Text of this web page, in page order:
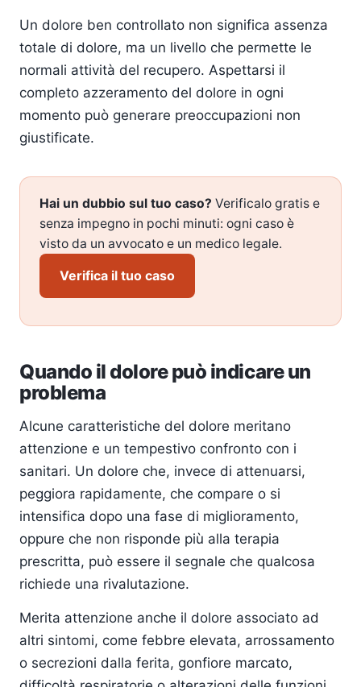
Un dolore ben controllato non significa assenza
totale di dolore, ma un livello che permette le
normali attività del recupero. Aspettarsi il
completo azzeramento del dolore in ogni
momento può generare preoccupazioni non
giustificate.
Hai un dubbio sul tuo caso? Verificalo gratis e
senza impegno in pochi minuti: ogni caso è
visto da un avvocato e un medico legale.
Verifica il tuo caso
Quando il dolore può indicare un
problema
Alcune caratteristiche del dolore meritano
attenzione e un tempestivo confronto con i
sanitari. Un dolore che, invece di attenuarsi,
peggiora rapidamente, che compare o si
intensifica dopo una fase di miglioramento,
oppure che non risponde più alla terapia
prescritta, può essere il segnale che qualcosa
richiede una rivalutazione.
Merita attenzione anche il dolore associato ad
altri sintomi, come febbre elevata, arrossamento
o secrezioni dalla ferita, gonfiore marcato,